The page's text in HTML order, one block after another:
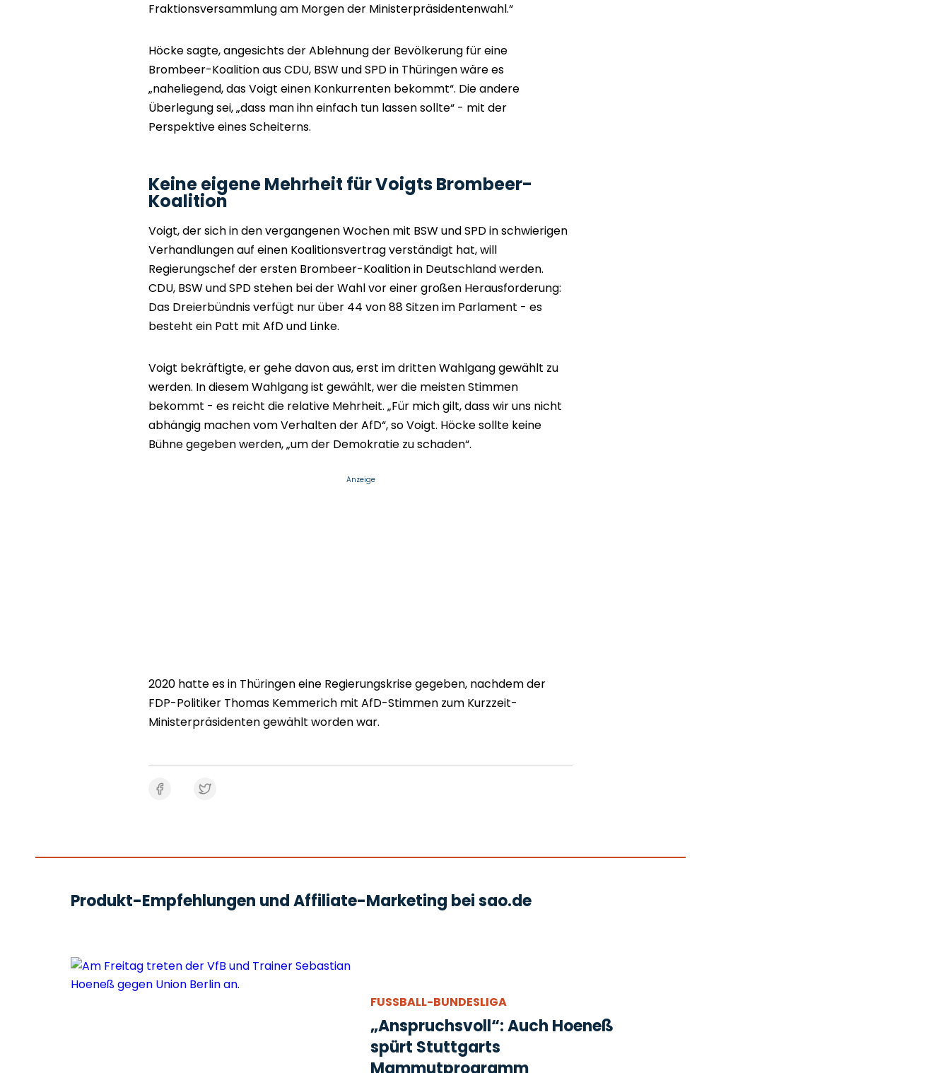
Fraktionsversammlung am Morgen der Ministerpräsidentenwahl.“
Höcke sagte, angesichts der Ablehnung der Bevölkerung für eine
Brombeer-Koalition aus CDU, BSW und SPD in Thüringen wäre es
„naheliegend, das Voigt einen Konkurrenten bekommt“. Die andere
Überlegung sei, „dass man ihn einfach tun lassen sollte“ - mit der
Perspektive eines Scheiterns.
Keine eigene Mehrheit für Voigts Brombeer-
Koalition
Voigt, der sich in den vergangenen Wochen mit BSW und SPD in schwierigen
Verhandlungen auf einen Koalitionsvertrag verständigt hat, will
Regierungschef der ersten Brombeer-Koalition in Deutschland werden.
CDU, BSW und SPD stehen bei der Wahl vor einer großen Herausforderung:
Das Dreierbündnis verfügt nur über 44 von 88 Sitzen im Parlament - es
besteht ein Patt mit AfD und Linke.
Voigt bekräftigte, er gehe davon aus, erst im dritten Wahlgang gewählt zu
werden. In diesem Wahlgang ist gewählt, wer die meisten Stimmen
bekommt - es reicht die relative Mehrheit. „Für mich gilt, dass wir uns nicht
abhängig machen vom Verhalten der AfD“, so Voigt. Höcke sollte keine
Bühne gegeben werden, „um der Demokratie zu schaden“.
Anzeige
2020 hatte es in Thüringen eine Regierungskrise gegeben, nachdem der
FDP-Politiker Thomas Kemmerich mit AfD-Stimmen zum Kurzzeit-
Ministerpräsidenten gewählt worden war.
Produkt-Empfehlungen und Affiliate-Marketing bei sao.de
FUSSBALL-BUNDESLIGA
„Anspruchsvoll“: Auch Hoeneß
spürt Stuttgarts
Mammutprogramm